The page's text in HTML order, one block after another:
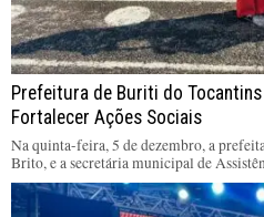
Prefeitura de Buriti do
Fortalecer Ações Sociais
Na quinta-feira, 5 de dezembro, a
Brito, e a secretária municipal de